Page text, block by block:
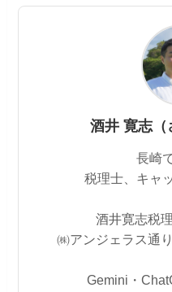
酒井 寛志（
長崎
税理士、キャ
酒井寛志税
㈱アンジェラス通
Gemini・